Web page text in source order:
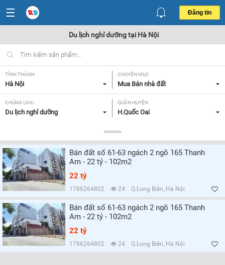
Đăng tin
Du lịch nghỉ dưỡng tại Hà Nội
TỈNH THÀNH
Hà Nội
CHUYÊN MỤC
Mua Bán nhà đất
CHỦNG LOẠI
Du lịch nghỉ dưỡng
QUẬN HUYỆN
H.Quốc Oai
Tất cả
MỨC GIÁ
Tất cả
LOẠI HÌNH
Tất cả
HƯỚNG
SỐ PHÒNG NGỦ
Tất cả
GIẤY TỜ PHÁP LÝ
Có sổ đỏ/ hồng,
HIỆN TRẠNG XÂY DỰNG
Tất cả
Lọc
Bán đất số 61-63 ngách 2 ngõ 165 Thanh
Am - 22 tỷ - 102m2
22 tỷ
1786264802 24 Q.Long Biên, Hà Nội
Bán đất số 61-63 ngách 2 ngõ 165 Thanh
Am - 22 tỷ - 102m2
22 tỷ
1786264802 24 Q.Long Biên, Hà Nội